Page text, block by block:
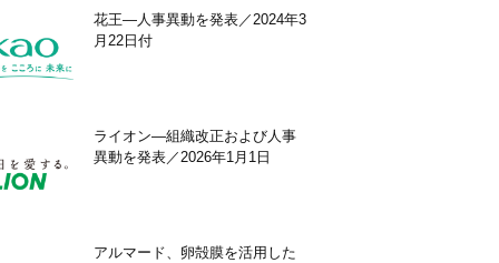
花王―人事異動を発表／2024年3
月22日付
ライオン―組織改正および人事
異動を発表／2026年1月1日
アルマード、卵殻膜を活用した